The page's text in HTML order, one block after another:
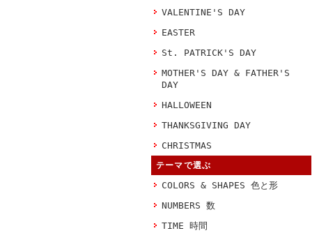
VALENTINE'S DAY
EASTER
St. PATRICK'S DAY
MOTHER'S DAY & FATHER'S
DAY
HALLOWEEN
THANKSGIVING DAY
CHRISTMAS
テーマで選ぶ
COLORS & SHAPES 色と形
NUMBERS 数
TIME 時間